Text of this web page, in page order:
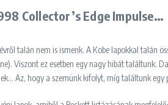
Collector’s Edge Impulse…
talán nem is ismerik. A Kobe lapokkal talán
Viszont ez esetben egy nagy hibát találtunk.
Az, hogy a szemünk kifolyt, míg találtunk